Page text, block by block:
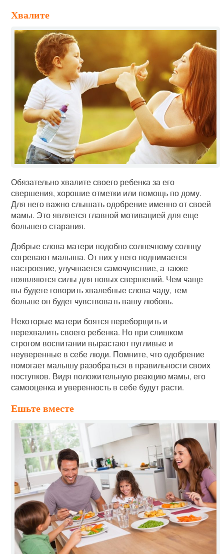
Хвалите
Обязательно хвалите своего ребенка за его
свершения, хорошие отметки или помощь по дому.
Для него важно слышать одобрение именно от своей
мамы. Это является главной мотивацией для еще
большего старания.
Добрые слова матери подобно солнечному солнцу
согревают малыша. От них у него поднимается
настроение, улучшается самочувствие, а также
появляются силы для новых свершений. Чем чаще
вы будете говорить хвалебные слова чаду, тем
больше он будет чувствовать вашу любовь.
Некоторые матери боятся переборщить и
перехвалить своего ребенка. Но при слишком
строгом воспитании вырастают пугливые и
неуверенные в себе люди. Помните, что одобрение
помогает малышу разобраться в правильности своих
поступков. Видя положительную реакцию мамы, его
самооценка и уверенность в себе будут расти.
Ешьте вместе